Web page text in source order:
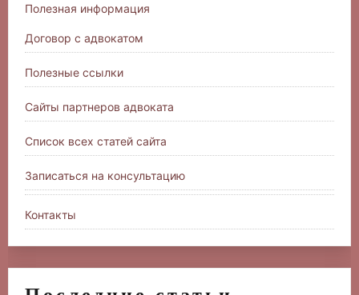
Полезная информация
Договор с адвокатом
Полезные ссылки
Сайты партнеров адвоката
Список всех статей сайта
Записаться на консультацию
Контакты